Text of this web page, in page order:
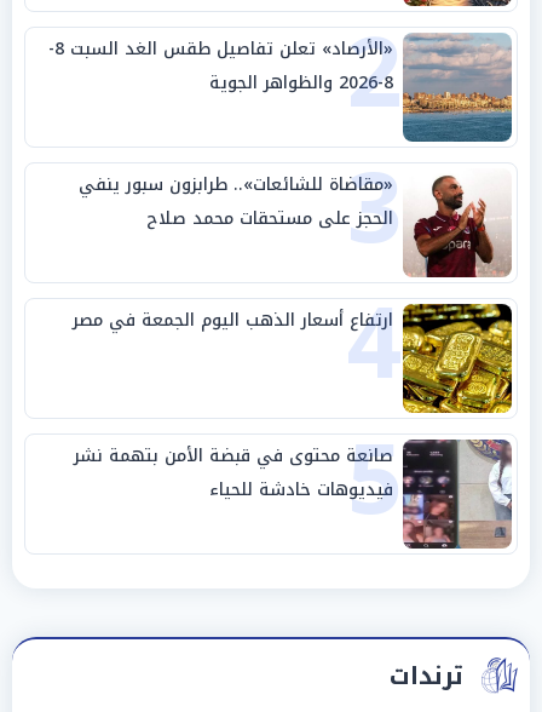
2
«الأرصاد» تعلن تفاصيل طقس الغد السبت 8-
8-2026 والظواهر الجوية
3
«مقاضاة للشائعات».. طرابزون سبور ينفي
الحجز على مستحقات محمد صلاح
4
ارتفاع أسعار الذهب اليوم الجمعة في مصر
5
صانعة محتوى في قبضة الأمن بتهمة نشر
فيديوهات خادشة للحياء
ترندات